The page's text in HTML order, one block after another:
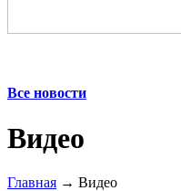
Все новости
Видео
Главная → Видео